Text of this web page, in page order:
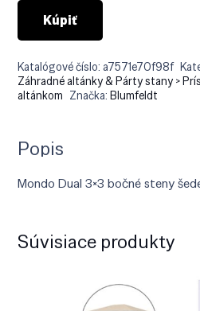
Kúpiť
Katalógové číslo: a7571e70f98f
Záhradné altánky & Párty stany >
altánkom Značka:Blumfeldt
Popis
Mondo Dual 3×3 bočné steny
Súvisiace produkty